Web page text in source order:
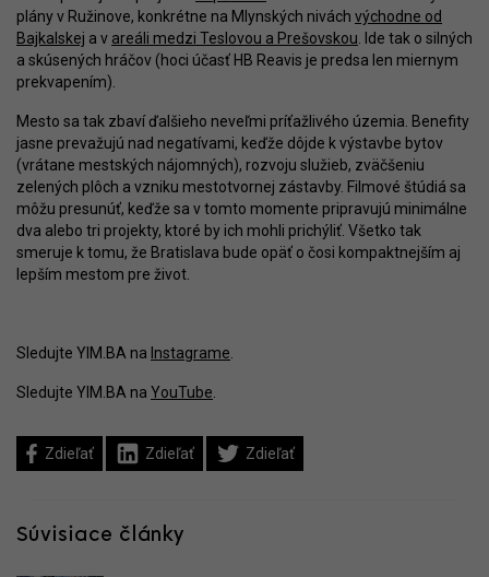
plány v Ružinove, konkrétne na Mlynských nivách východne od
Bajkalskej a v areáli medzi Teslovou a Prešovskou. Ide tak o silných
a skúsených hráčov (hoci účasť HB Reavis je predsa len miernym
prekvapením).
Mesto sa tak zbaví ďalšieho neveľmi príťažlivého územia. Benefity
jasne prevažujú nad negatívami, keďže dôjde k výstavbe bytov
(vrátane mestských nájomných), rozvoju služieb, zväčšeniu
zelených plôch a vzniku mestotvornej zástavby. Filmové štúdiá sa
môžu presunúť, keďže sa v tomto momente pripravujú minimálne
dva alebo tri projekty, ktoré by ich mohli prichýliť. Všetko tak
smeruje k tomu, že Bratislava bude opäť o čosi kompaktnejším aj
lepším mestom pre život.
Sledujte YIM.BA na Instagrame.
Sledujte YIM.BA na YouTube.
Zdieľať Zdieľať Zdieľať
Súvisiace články